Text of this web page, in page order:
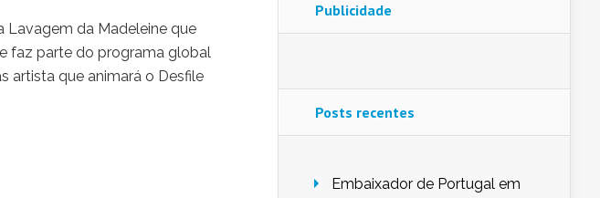
Lavagem da Madeleine que
faz parte do programa global
artista que animará o Desfile
Publicidade
Posts recentes
Embaixador de Portugal em